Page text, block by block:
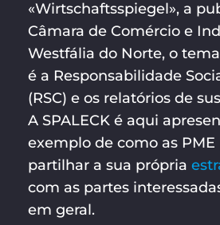
«Wirtschaftsspiegel», a
Câmara de Comércio e
Westfália do Norte, o
é a Responsabilidade
(RSC) e os relatórios de
A SPALECK é aqui
exemplo de como as
partilhar a sua própria
com as partes
em geral.